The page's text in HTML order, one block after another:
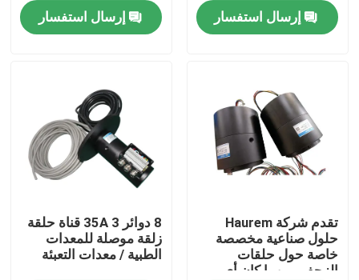
منزل
إتصال
المنتجات
حلقة زلة موصلة
إرسال استفسار
إرسال استفسار
تقدم شركة Haurem
حلول صناعية مخصصة
خاصة حول حلقات
الزحف ، مهما كان أي
8 دوائر 35A 3 قناة حلقة
زلقة موصلة للمعدات
الطبية / معدات التعبئة